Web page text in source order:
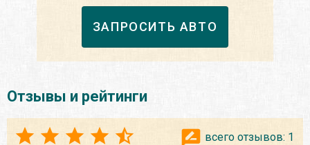
ЗАПРОСИТЬ АВТО
Отзывы и рейтинги
всего отзывов: 1